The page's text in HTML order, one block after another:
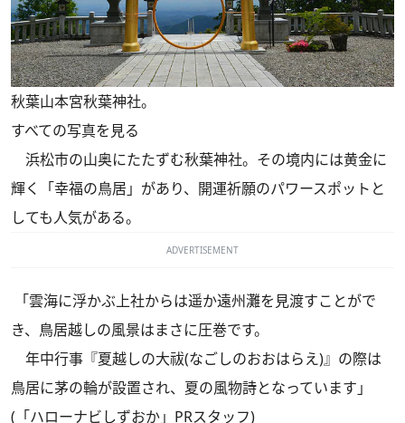
秋葉山本宮秋葉神社。
すべての写真を見る
浜松市の山奥にたたずむ秋葉神社。その境内には黄金に
輝く「幸福の鳥居」があり、開運祈願のパワースポットと
しても人気がある。
ADVERTISEMENT
「雲海に浮かぶ上社からは遥か遠州灘を見渡すことがで
き、鳥居越しの風景はまさに圧巻です。
年中行事『夏越しの大祓(なごしのおおはらえ)』の際は
鳥居に茅の輪が設置され、夏の風物詩となっています」
(「ハローナビしずおか」PRスタッフ)